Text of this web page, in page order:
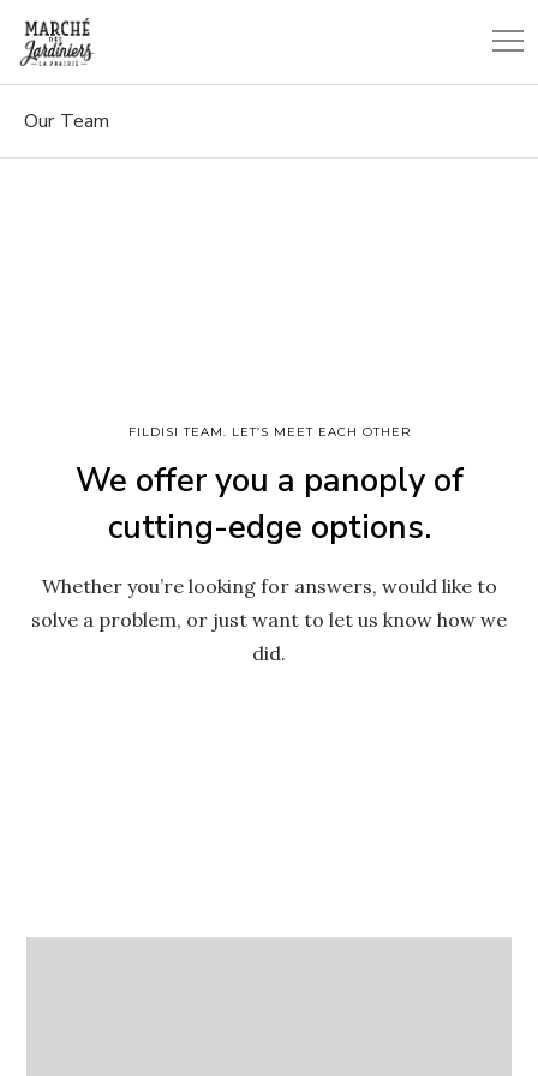
Our Team
FILDISI TEAM. LET’S MEET EACH OTHER
We offer you a panoply of
cutting-edge options.
Whether you’re looking for answers, would like to
solve a problem, or just want to let us know how we
did.